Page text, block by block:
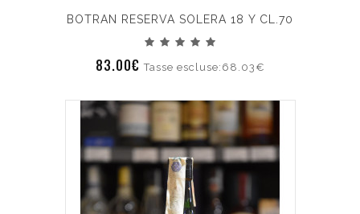
BOTRAN RESERVA SOLERA 18 Y CL.70
83.00€Tasse escluse:68.03€